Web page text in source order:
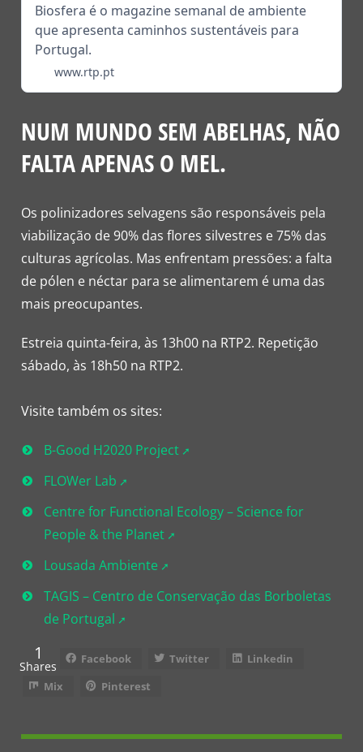
Biosfera é o magazine semanal de ambiente
que apresenta caminhos sustentáveis para
Portugal.
www.rtp.pt
NUM MUNDO SEM ABELHAS, NÃO
FALTA APENAS O MEL.
Os polinizadores selvagens são responsáveis pela
viabilização de 90% das flores silvestres e 75% das
culturas agrícolas. Mas enfrentam pressões: a falta
de pólen e néctar para se alimentarem é uma das
mais preocupantes.
Estreia quinta-feira, às 13h00 na RTP2. Repetição
sábado, às 18h50 na RTP2.
Visite também os sites:
B-Good H2020 Project
FLOWer Lab
Centre for Functional Ecology – Science for
People & the Planet
Lousada Ambiente
TAGIS – Centro de Conservação das Borboletas
de Portugal
1
Shares
Facebook Twitter
Linkedin
Mix
Pinterest